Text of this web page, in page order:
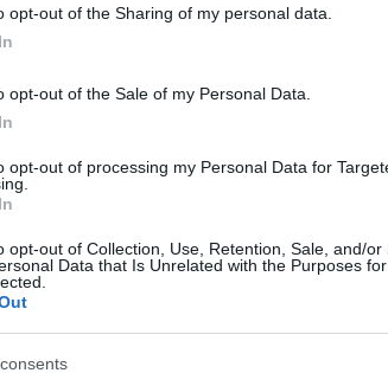
opt-out of the Sharing of my personal data.
opt-out of the Sale of my Personal Data.
opt-out of processing my Personal Data for
opt-out of Collection, Use, Retention, Sale, and/or
Data that Is Unrelated with the Purposes
,manipuláció,ellenzék ,Fidesz,Orbán Viktor
hogy